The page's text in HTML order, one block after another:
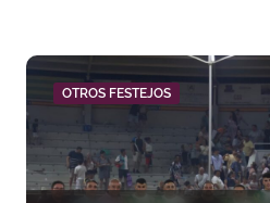
OTROS FESTEJOS